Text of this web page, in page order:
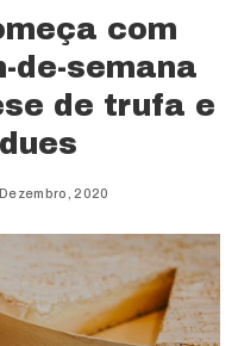
com
de-semana
de trufa e
2020